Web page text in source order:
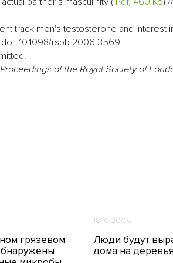
track men's testosterone and interest
10.1098/rspb.2006.3569.
Proceedings of the Royal Society of
грязевом
18.10.2006
Люди будут
дома на